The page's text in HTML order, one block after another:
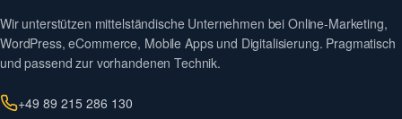
Wir unterstützen mittelständische Unternehmen bei Online-Marketing,
WordPress, eCommerce, Mobile Apps und Digitalisierung. Pragmatisch
und passend zur vorhandenen Technik.
+49 89 215 286 130